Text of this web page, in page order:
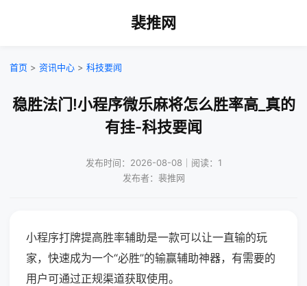
裴推网
首页 > 资讯中心 > 科技要闻
稳胜法门!小程序微乐麻将怎么胜率高_真的
有挂-科技要闻
发布时间：2026-08-08｜阅读：1
发布者：裴推网
小程序打牌提高胜率辅助是一款可以让一直输的玩
家，快速成为一个“必胜”的输赢辅助神器，有需要的
用户可通过正规渠道获取使用。